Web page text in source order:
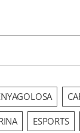
ESPORTS